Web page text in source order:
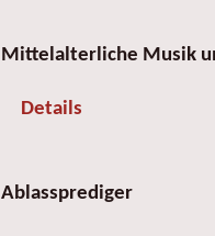
Mittelalterliche Musik
Details
Ablassprediger